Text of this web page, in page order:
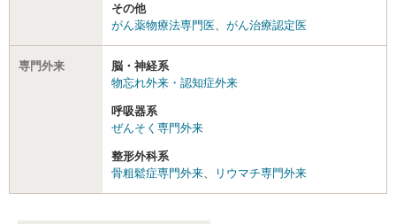
その他
がん薬物療法専門医
がん治療認定医
専門外来
脳・神経系
物忘れ外来・認知症外来
呼吸器系
ぜんそく専門外来
整形外科系
骨粗鬆症専門外来
リウマチ専門外来